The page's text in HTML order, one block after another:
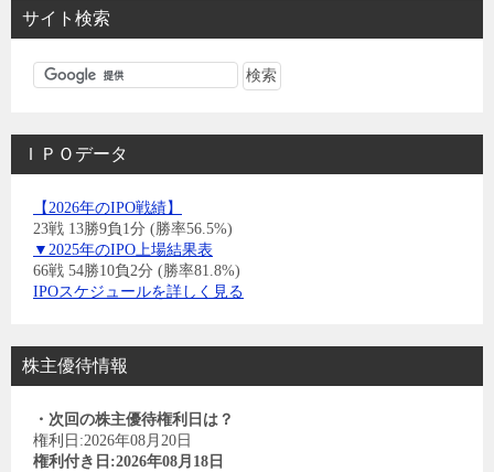
サイト検索
ＩＰＯデータ
【2026年のIPO戦績】
23戦 13勝9負1分 (勝率56.5%)
▼2025年のIPO上場結果表
66戦 54勝10負2分 (勝率81.8%)
IPOスケジュールを詳しく見る
株主優待情報
・次回の株主優待権利日は？
権利日:2026年08月20日
権利付き日:2026年08月18日